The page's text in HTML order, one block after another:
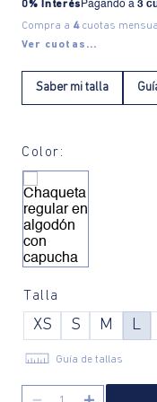
0% Interés Pagando a 3
Compra a 4cuotas
Ver cuotas...
Saber mi talla
Color:
Talla
XS S M L
Guía de tallas